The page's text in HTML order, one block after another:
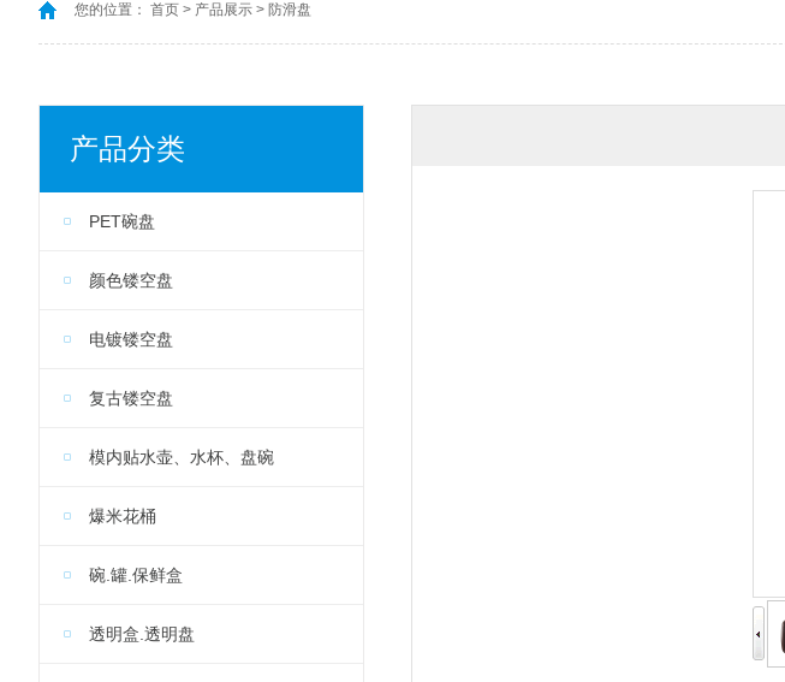
颜色水壶.水杯.碗篮.盒
户外花盆 鞋盘
您的位置： 首页 > 产品展示 > 防滑盘
产品分类
PET碗盘
颜色镂空盘
电镀镂空盘
复古镂空盘
模内贴水壶、水杯、盘碗
爆米花桶
碗.罐.保鲜盒
透明盒.透明盘